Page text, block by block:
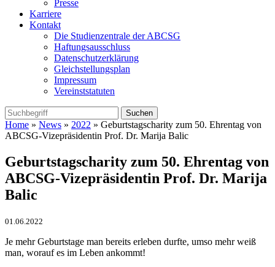
Presse
Karriere
Kontakt
Die Studienzentrale der ABCSG
Haftungsausschluss
Datenschutzerklärung
Gleichstellungsplan
Impressum
Vereinststatuten
Home » News » 2022 » Geburtstagscharity zum 50. Ehrentag von
ABCSG-Vizepräsidentin Prof. Dr. Marija Balic
Geburtstagscharity zum 50. Ehrentag von
ABCSG-Vizepräsidentin Prof. Dr. Marija
Balic
01.06.2022
Je mehr Geburtstage man bereits erleben durfte, umso mehr weiß
man, worauf es im Leben ankommt!